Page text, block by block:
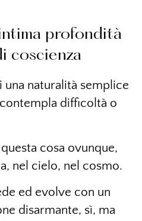
profondità
coscienza
naturalità semplice
difficoltà o
cosa ovunque,
nel cielo, nel cosmo.
ed evolve con un
disarmante, sì, ma